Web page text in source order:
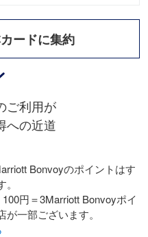
ードに集約
ご利⽤が
への近道
Bonvoyのポイントはす
円＝3Marriott Bonvoyポイ
⼀部ございます。